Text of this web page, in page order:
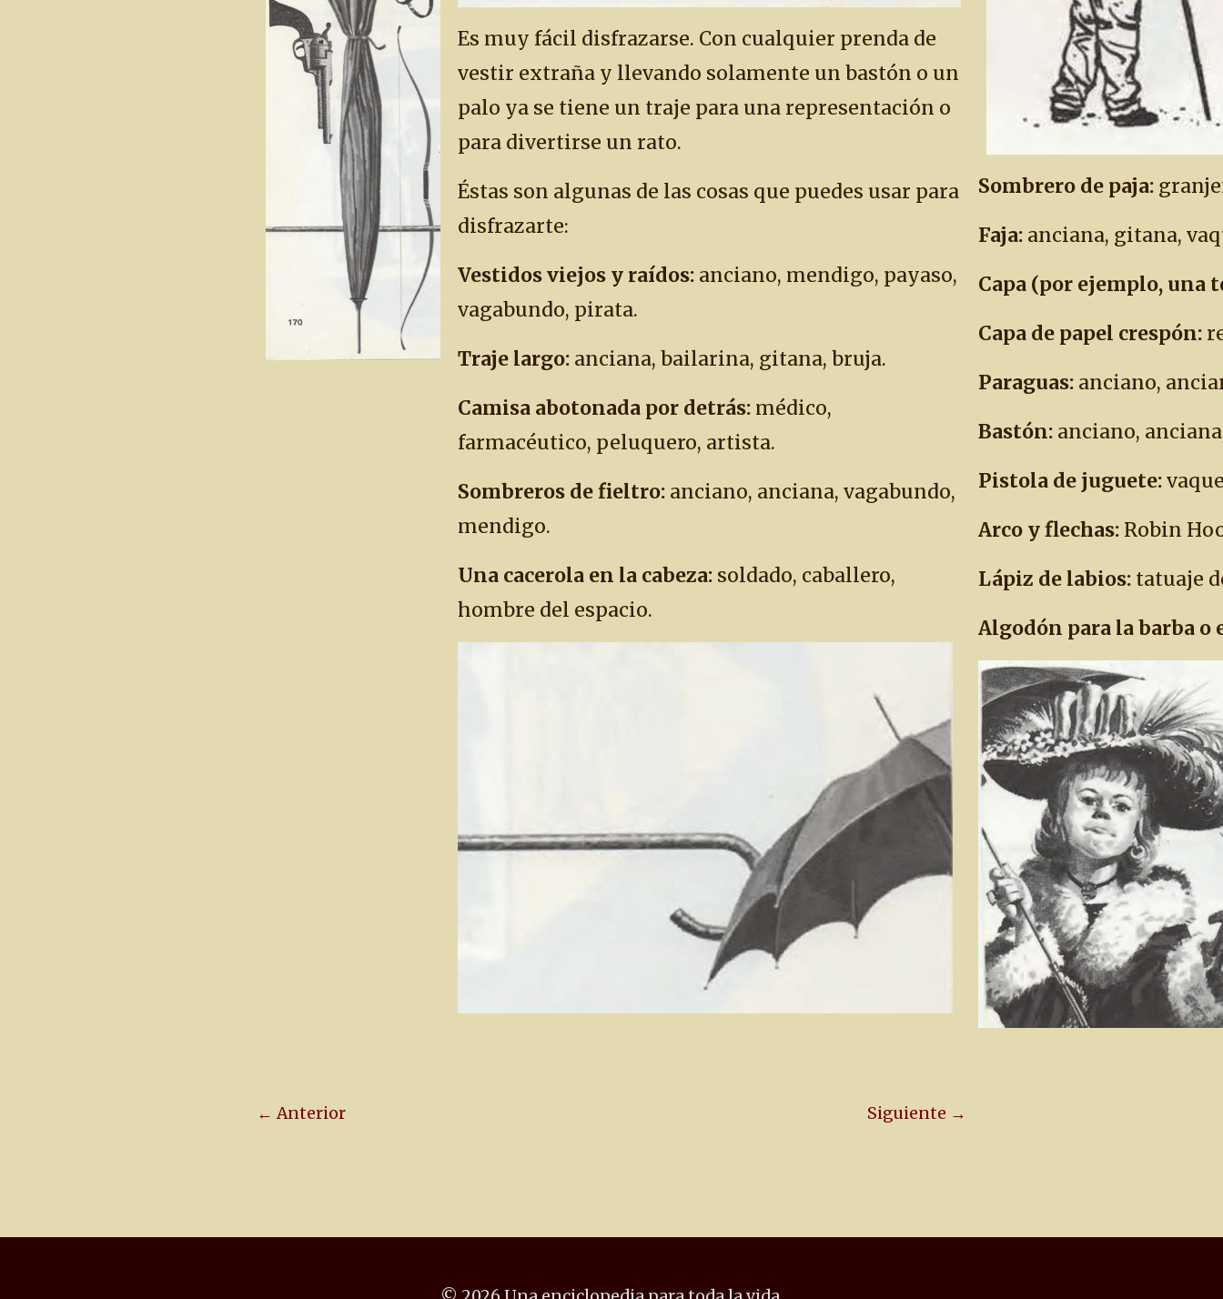
Es muy fácil disfrazarse. Con cualquier prenda de
vestir extraña y llevando solamente un bastón o un
palo ya se tiene un traje para una representación o
para divertirse un rato.
Éstas son algunas de las cosas que puedes usar para
disfrazarte:
Vestidos viejos y raídos: anciano, mendigo, payaso,
vagabundo, pirata.
Traje largo: anciana, bailarina, gitana, bruja.
Camisa abotonada por detrás: médico,
farmacéutico, peluquero, artista.
Sombreros de fieltro: anciano, anciana, vagabundo,
mendigo.
Una cacerola en la cabeza: soldado, caballero,
hombre del espacio.
Sombrero de paja:
Faja: anciana, gitana,
Capa (por ejemplo, una
Capa de papel crespón:
Paraguas: anciano,
Bastón: anciano,
Pistola de juguete:
Arco y flechas: Robin
Lápiz de labios: tatuaje
Algodón para la barba o
← Anterior Siguiente →